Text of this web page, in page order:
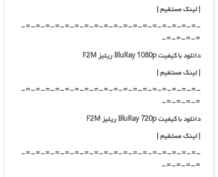
| لینک مستقیم|
-=-=-=-=-=-=-=-=-=-=-=-=-=-=-=-=-=-=-
=-=-=-=-
دانلود با کیفیت BluRay 1080p ریلیز F2M
|لینک مستقیم|
-=-=-=-=-=-=-=-=-=-=-=-=-=-=-=-=-=-=-
=-=-=-=-
دانلود با کیفیت BluRay 720p ریلیز F2M
| لینک مستقیم|
-=-=-=-=-=-=-=-=-=-=-=-=-=-=-=-=-=-=-
=-=-=-=-